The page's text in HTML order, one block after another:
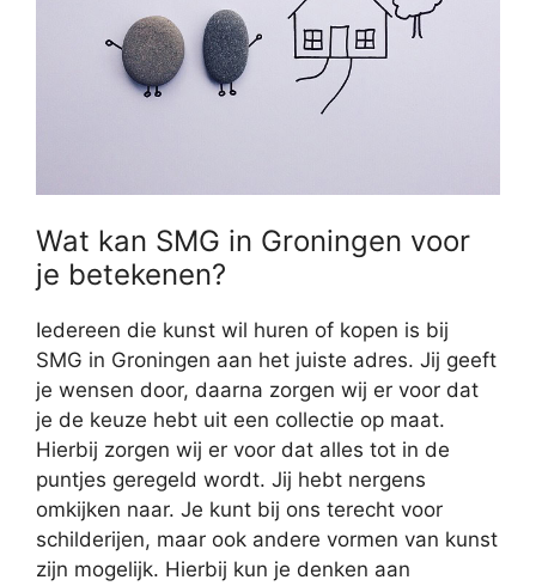
Wat kan SMG in Groningen voor
je betekenen?
Iedereen die kunst wil huren of kopen is bij
SMG in Groningen aan het juiste adres. Jij geeft
je wensen door, daarna zorgen wij er voor dat
je de keuze hebt uit een collectie op maat.
Hierbij zorgen wij er voor dat alles tot in de
puntjes geregeld wordt. Jij hebt nergens
omkijken naar. Je kunt bij ons terecht voor
schilderijen, maar ook andere vormen van kunst
zijn mogelijk. Hierbij kun je denken aan